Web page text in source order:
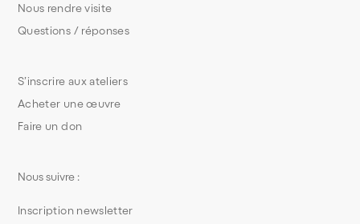
S’inscrire aux ateliers
Acheter une œuvre
Faire un don
Nous rendre visite
Questions / réponses
Nous suivre :
Inscription newsletter